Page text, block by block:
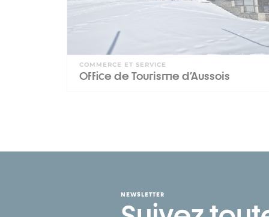
COMMERCE ET SERVICE
Office de Tourisme d'Aussois
NEWSLETTER